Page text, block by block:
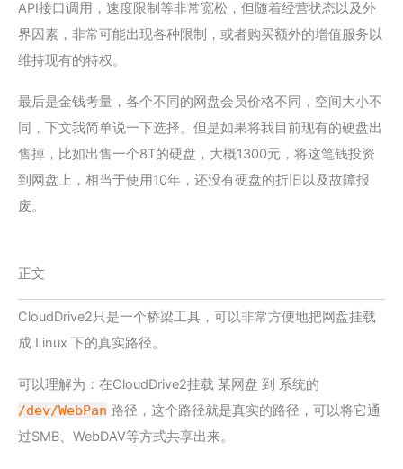
API接口调用，速度限制等非常宽松，但随着经营状态以及外
界因素，非常可能出现各种限制，或者购买额外的增值服务以
维持现有的特权。
最后是金钱考量，各个不同的网盘会员价格不同，空间大小不
同，下文我简单说一下选择。但是如果将我目前现有的硬盘出
售掉，比如出售一个8T的硬盘，大概1300元，将这笔钱投资
到网盘上，相当于使用10年，还没有硬盘的折旧以及故障报
废。
正文
CloudDrive2只是一个桥梁工具，可以非常方便地把网盘挂载
成 Linux 下的真实路径。
可以理解为：在CloudDrive2挂载 某网盘 到 系统的
/dev/WebPan 路径，这个路径就是真实的路径，可以将它通
过SMB、WebDAV等方式共享出来。